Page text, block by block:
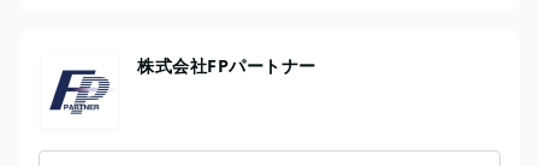
株式会社FPパートナー